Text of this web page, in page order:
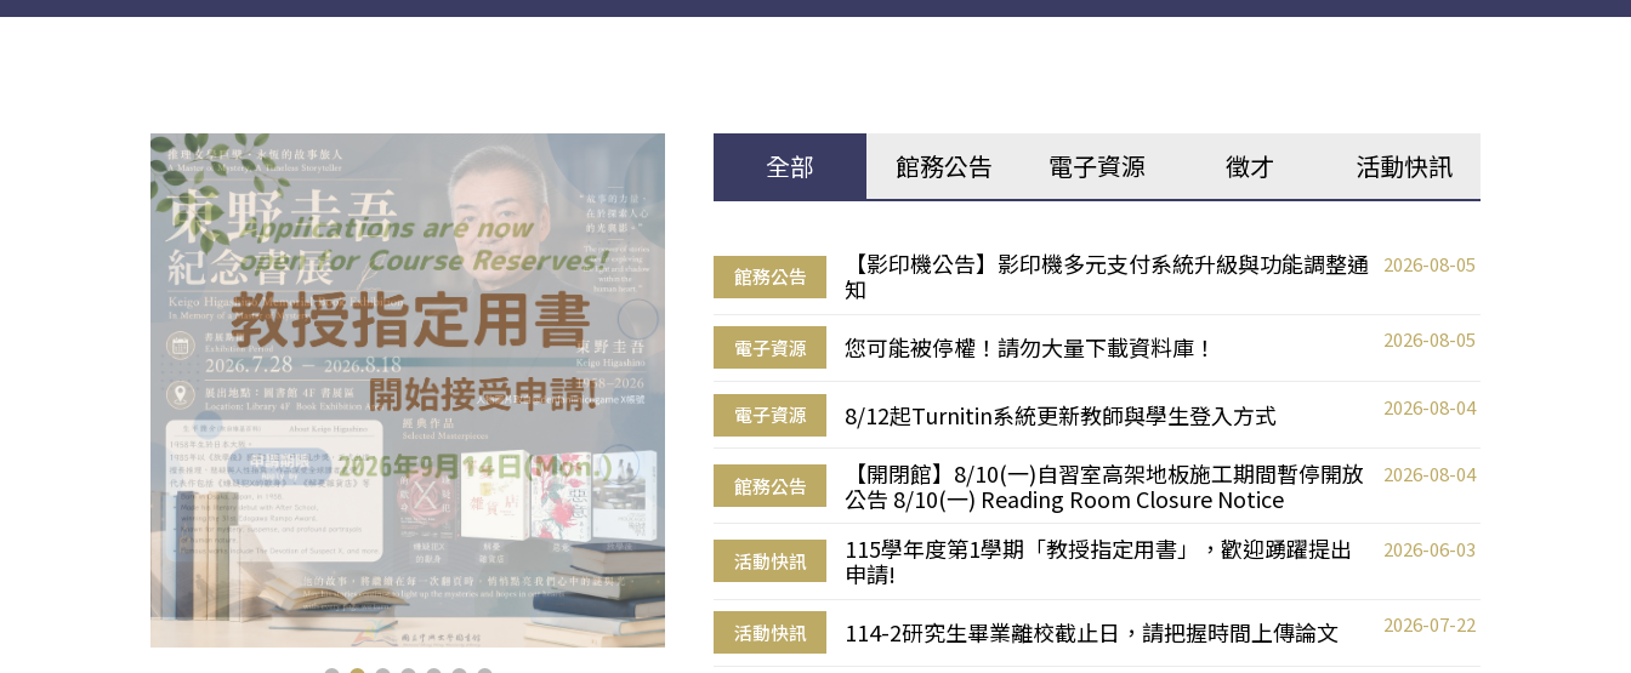
全部 館務公告 電子資源 徵才 活動快訊
館務公告
【影印機公告】影印機多元支付系統升級與功能調整通
知
2026-08-05
電子資源 您可能被停權！請勿大量下載資料庫！ 2026-08-05
電子資源 8/12起Turnitin系統更新教師與學生登入方式 2026-08-04
館務公告
【開閉館】8/10(一)自習室高架地板施工期間暫停開放
公告 8/10(一) Reading Room Closure Notice
2026-08-04
活動快訊
115學年度第1學期「教授指定用書」，歡迎踴躍提出
申請!
2026-06-03
活動快訊 114-2研究生畢業離校截止日，請把握時間上傳論文 2026-07-22